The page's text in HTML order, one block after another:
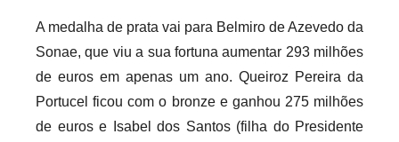
A medalha de prata vai para Belmiro de Azevedo da
Sonae, que viu a sua fortuna aumentar 293 milhões
de euros em apenas um ano. Queiroz Pereira da
Portucel ficou com o bronze e ganhou 275 milhões
de euros e Isabel dos Santos (filha do Presidente